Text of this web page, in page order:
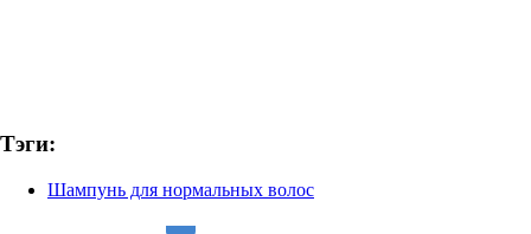
Тэги:
Шампунь для нормальных волос